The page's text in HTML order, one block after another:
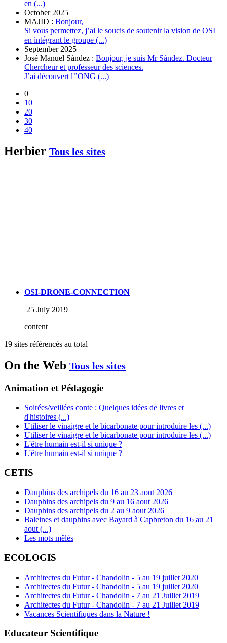
en (...)
October 2025
MAJID : Bonjour,
Si vous permettez, j’ai le soucis de soutenir la vision de OSI
en intégrant le groupe (...)
September 2025
José Manuel Sández : Bonjour, je suis Mr Sández. Docteur
Chercheur et professeur des sciences.
J’ai découvert l’’ONG (...)
0
10
20
30
40
Herbier Tous les sites
OSI-DRONE-CONNECTION
25 July 2019
content
19 sites référencés au total
On the Web Tous les sites
Animation et Pédagogie
Soirées/veillées conte : Quelques idées de livres et
d'histoires (...)
Utiliser le vinaigre et le bicarbonate pour introduire les (...)
Utiliser le vinaigre et le bicarbonate pour introduire les (...)
L'être humain est-il si unique ?
L'être humain est-il si unique ?
CETIS
Dauphins des archipels du 16 au 23 aout 2026
Dauphins des archipels du 9 au 16 aout 2026
Dauphins des archipels du 2 au 9 aout 2026
Baleines et dauphins avec Bayard à Capbreton du 16 au 21
aout (...)
Les mots mêlés
ECOLOGIS
Architectes du Futur - Chandolin - 5 au 19 juillet 2020
Architectes du Futur - Chandolin - 5 au 19 juillet 2020
Architectes du Futur - Chandolin - 7 au 21 Juillet 2019
Architectes du Futur - Chandolin - 7 au 21 Juillet 2019
Vacances Scientifiques dans la Nature !
Educateur Scientifique